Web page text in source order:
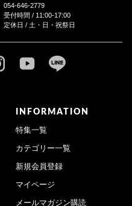
054-646-2779
受付時間 / 11:00-17:00
定休日 / 土・日・祝祭日
INFORMATION
特集一覧
カテゴリー一覧
新規会員登録
マイページ
メールマガジン購読